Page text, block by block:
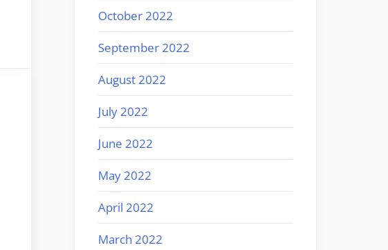
October 2022
September 2022
August 2022
July 2022
June 2022
May 2022
April 2022
March 2022